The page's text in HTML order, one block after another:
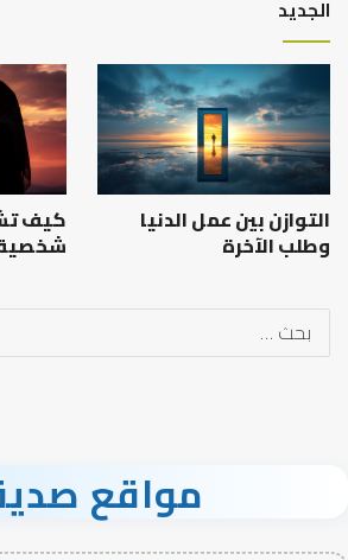
الجديد
التوازن بين عمل الدنيا
وطلب الآخرة
كيف
شخصية
مواقع